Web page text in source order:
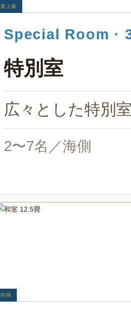
最上級
Special Room ·
特別室
広々とした特別
2〜7名／海側
街側